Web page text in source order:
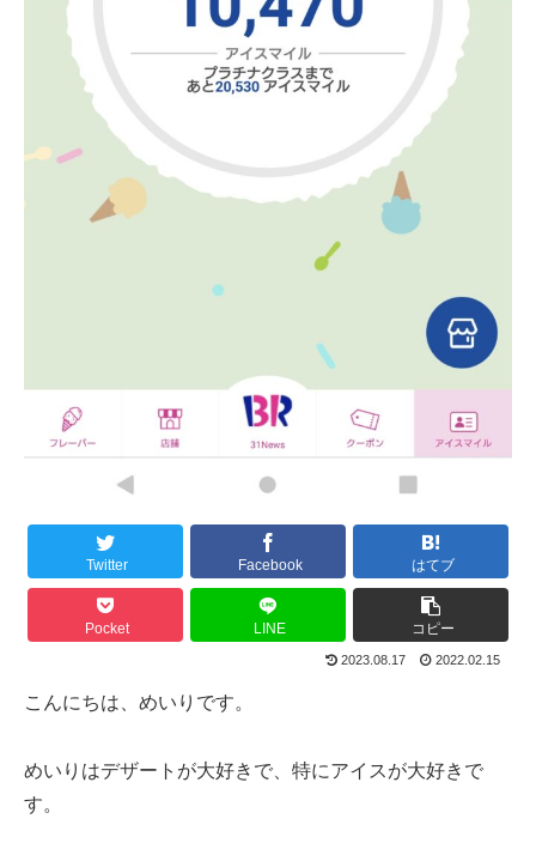
Twitter Facebook はてブ
Pocket LINE コピー
2023.08.17 2022.02.15
こんにちは、めいりです。
めいりはデザートが大好きで、特にアイスが大好きで
す。